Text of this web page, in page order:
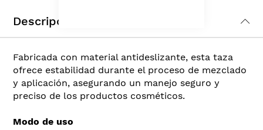
Descripción
Fabricada con material antideslizante, esta taza
ofrece estabilidad durante el proceso de mezclado
y aplicación, asegurando un manejo seguro y
preciso de los productos cosméticos.
Modo de uso